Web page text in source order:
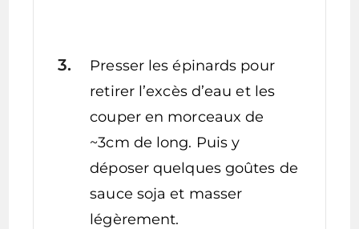
Presser les épinards pour
retirer l’excès d’eau et les
couper en morceaux de
~3cm de long. Puis y
déposer quelques goûtes de
sauce soja et masser
légèrement.